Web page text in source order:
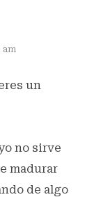
am
un
no sirve
madurar
de algo